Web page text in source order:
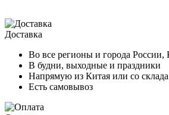
Доставка
Во все регионы и города России,
В будни, выходные и праздники
Напрямую из Китая или со склада
Есть самовывоз